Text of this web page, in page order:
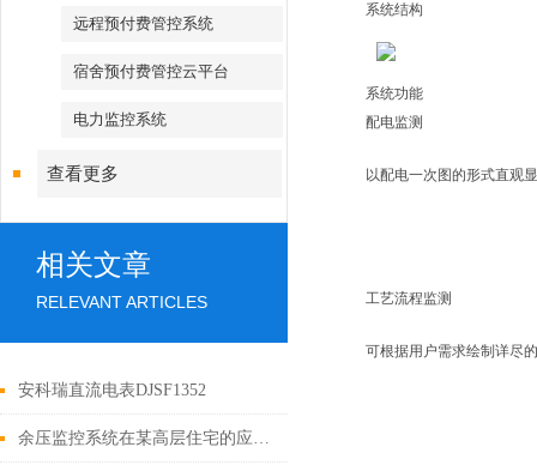
远程预付费管控系统
宿舍预付费管控云平台
电力监控系统
查看更多
相关文章
RELEVANT ARTICLES
安科瑞直流电表DJSF1352
余压监控系统在某高层住宅的应用方案
系统结构
系统功能
配电监测
以配电一次图的形式直观
工艺流程监测
可根据用户需求绘制详尽